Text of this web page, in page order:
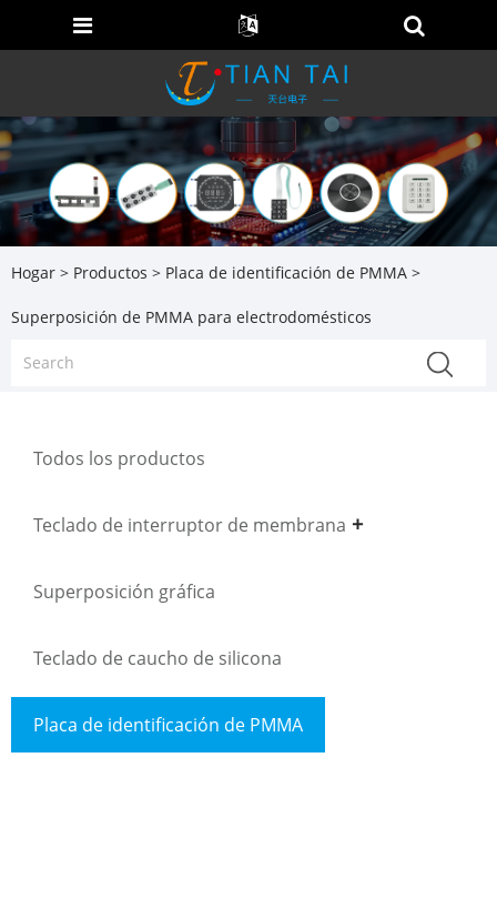
Hogar > Productos > Placa de identificación de PMMA >
Superposición de PMMA para electrodomésticos
Todos los productos
Teclado de interruptor de membrana
Superposición gráfica
Teclado de caucho de silicona
Placa de identificación de PMMA